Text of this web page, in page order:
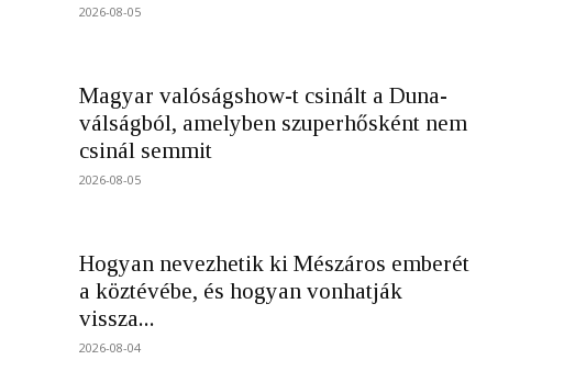
2026-08-05
Magyar valóságshow-t csinált a Duna-
válságból, amelyben szuperhősként nem
csinál semmit
2026-08-05
Hogyan nevezhetik ki Mészáros emberét
a köztévébe, és hogyan vonhatják
vissza...
2026-08-04